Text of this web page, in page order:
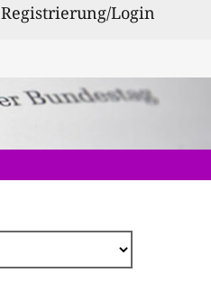
Registrierung/Login